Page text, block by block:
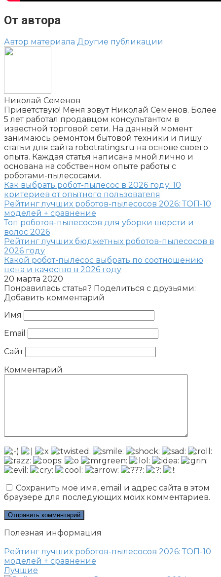
От автора
Автор материала Другие публикации
Николай Семенов
Приветствую! Меня зовут Николай Семенов. Более
5 лет работал продавцом консультантом в
известной торговой сети. На данный момент
занимаюсь ремонтом бытовой техники и пишу
статьи для сайта robotratings.ru на основе своего
опыта. Каждая статья написана мной лично и
основана на собственном опыте работы с
роботами-пылесосами.
Как выбрать робот-пылесос в 2026 году: 10
критериев от опытного пользователя
Рейтинг лучших роботов-пылесосов 2026: ТОП-10
моделей + сравнение
Топ роботов-пылесосов для уборки шерсти и
волос 2026
Рейтинг лучших бюджетных роботов-пылесосов в
2026 году
Какой робот-пылесос выбрать по соотношению
цена и качество в 2026 году
20 марта 2020
Понравилась статья? Поделиться с друзьями:
Добавить комментарий
Имя
Email
Сайт
Комментарий
Сохранить моё имя, email и адрес сайта в этом
браузере для последующих моих комментариев.
Полезная информация
Рейтинг лучших роботов-пылесосов 2026: ТОП-10
моделей + сравнение
Лучшие